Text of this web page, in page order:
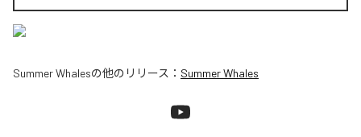
Summer Whalesの他のリリース： Summer Whales